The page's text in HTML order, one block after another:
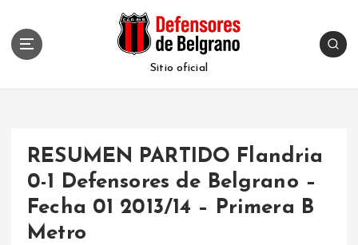
Sitio oficial
RESUMEN PARTIDO Flandria
0-1 Defensores de Belgrano –
Fecha 01 2013/14 – Primera B
Metro